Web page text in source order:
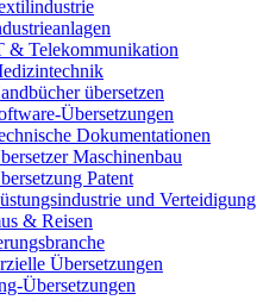
& Telekommunikation
übersetzen
Übersetzungen
Dokumentationen
Maschinenbau
Patent
und Verteidigung
& Reisen
Übersetzungen
Übersetzungen